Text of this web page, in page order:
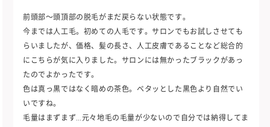
前頭部～頭頂部の脱毛がまだ戻らない状態です。
今までは人工毛。初めての人毛です。サロンでもお試しさせても
らいましたが、価格、髪の長さ、人工皮膚であることなど総合的
にこちらが気に入りました。サロンには無かったブラックがあっ
たのでよかったです。
色は真っ黒ではなく暗めの茶色。ベタッとした黒色より自然でい
いですね。
毛量はまずまず…元々地毛の毛量が少ないので自分では納得してま